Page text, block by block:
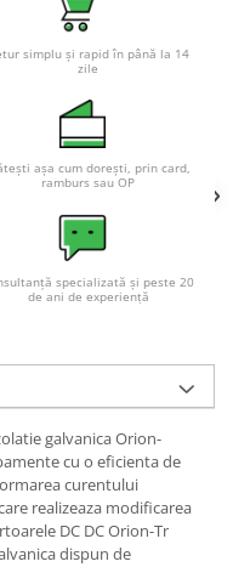
simplu și rapid în până la 14
zile
așa cum dorești, prin card,
ramburs sau OP
specializată și peste 20
de ani de experiență
galvanica Orion-
cu o eficienta de
curentului
realizeaza modificarea
DC DC Orion-Tr
dispun de